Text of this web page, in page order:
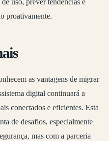
proativamente.
as vantagens de migrar
digital continuará a
conectados e eficientes. Esta
de desafios, especialmente
mas com a parceria